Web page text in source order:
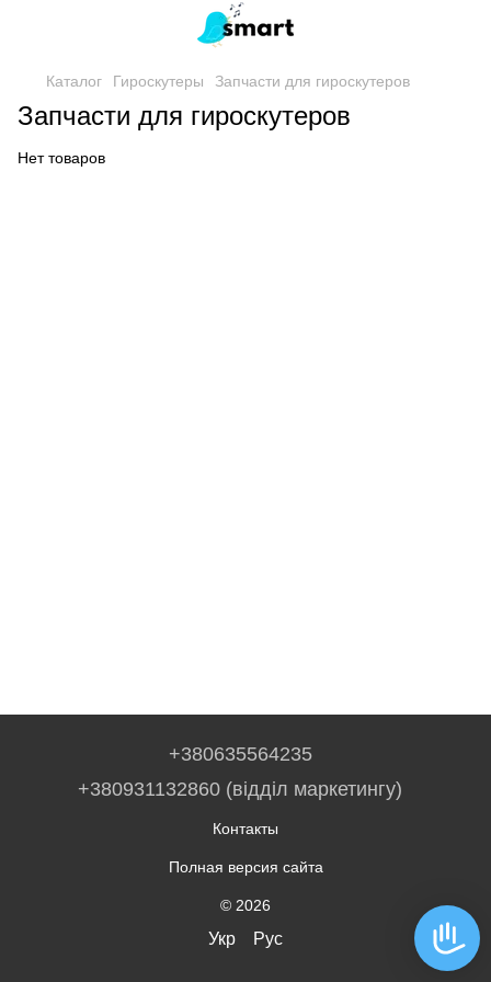
Каталог Гироскутеры Запчасти для гироскутеров
Запчасти для гироскутеров
Нет товаров
+380635564235
+380931132860 (відділ маркетингу)
Контакты
Полная версия сайта
© 2026
Укр Рус